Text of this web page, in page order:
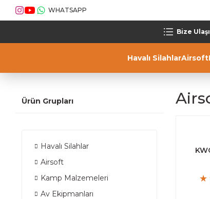
WHATSAPP
Bize
Havalı SilahlarAirsoft
Ürün Grupları
Havalı Silahlar
Airsoft
Kamp Malzemeleri
Av Ekipmanları